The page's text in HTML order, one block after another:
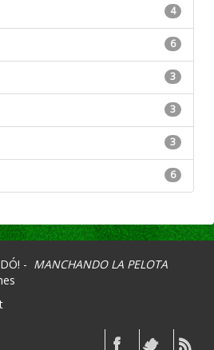
4
6
3
3
3
6
- MANCHANDO LA PELOTA